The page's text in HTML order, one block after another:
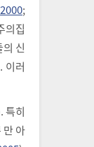
;
의집
신
이러
특히
만 아